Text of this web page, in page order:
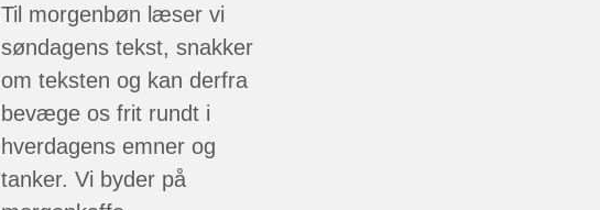
Til morgenbøn læser vi
søndagens tekst, snakker
om teksten og kan derfra
bevæge os frit rundt i
hverdagens emner og
tanker. Vi byder på